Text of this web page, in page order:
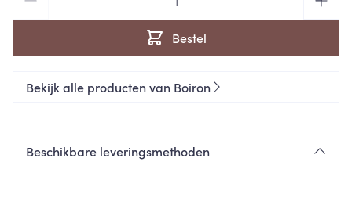
Bestel
Bekijk alle producten van Boiron
Beschikbare leveringsmethoden